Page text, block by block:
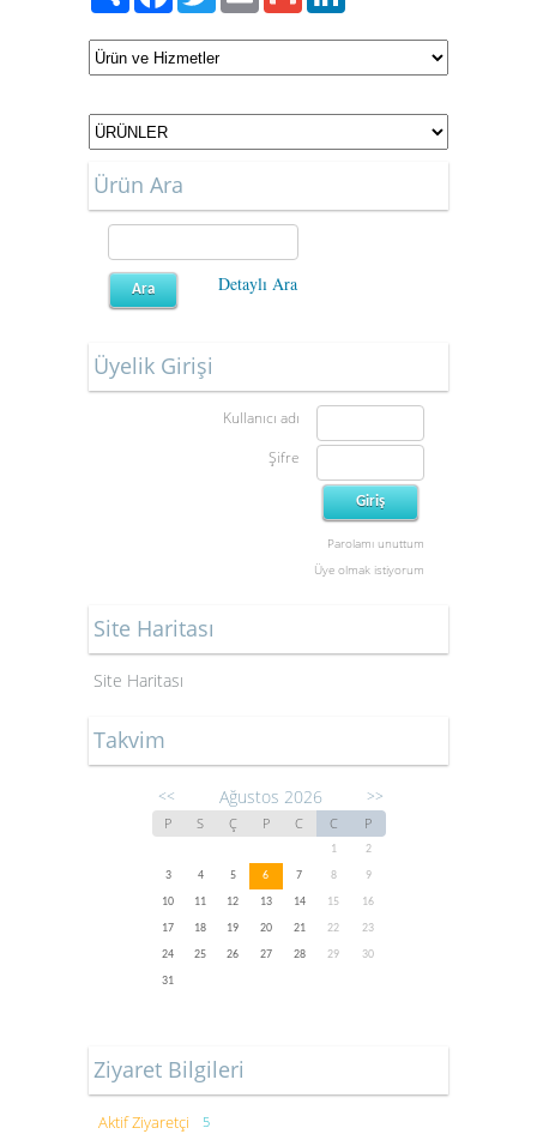
Ürün Ara
Detaylı Ara
Üyelik Girişi
Kullanıcı adı
Şifre
Parolamı unuttum
Üye olmak istiyorum
Site Haritası
Site Haritası
Takvim
<< Ağustos 2026 >>
P S Ç P C C P
1
2
3
4 5 6 7 8
9
10
11 12 13 14 15
16
17
18 19 20 21 22
23
24
25 26 27 28 29
30
31
Ziyaret Bilgileri
Aktif Ziyaretçi 5